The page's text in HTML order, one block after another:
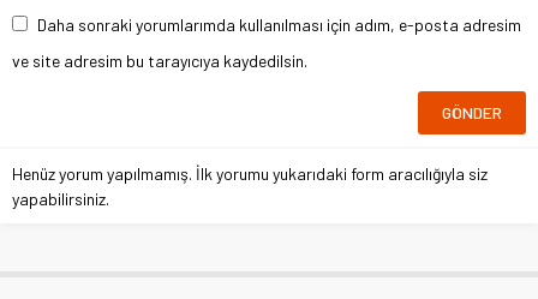
Daha sonraki yorumlarımda kullanılması için adım, e-posta adresim
ve site adresim bu tarayıcıya kaydedilsin.
Henüz yorum yapılmamış. İlk yorumu yukarıdaki form aracılığıyla siz
yapabilirsiniz.